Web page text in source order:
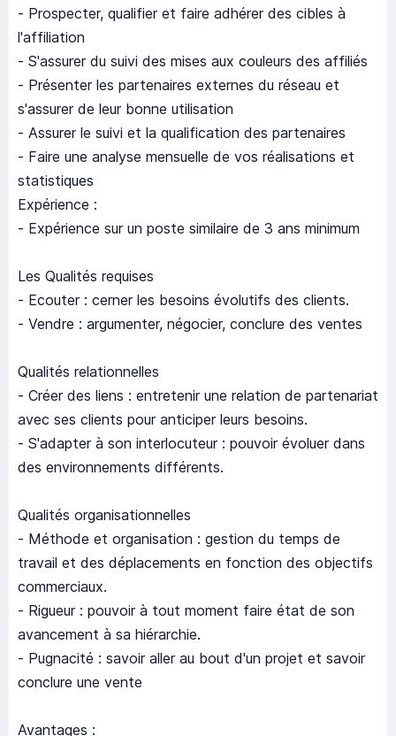
- Prospecter, qualifier et faire adhérer des cibles à
l'affiliation
- S'assurer du suivi des mises aux couleurs des affiliés
- Présenter les partenaires externes du réseau et
s'assurer de leur bonne utilisation
- Assurer le suivi et la qualification des partenaires
- Faire une analyse mensuelle de vos réalisations et
statistiques
Expérience :
- Expérience sur un poste similaire de 3 ans minimum
Les Qualités requises
- Ecouter : cerner les besoins évolutifs des clients.
- Vendre : argumenter, négocier, conclure des ventes
Qualités relationnelles
- Créer des liens : entretenir une relation de partenariat
avec ses clients pour anticiper leurs besoins.
- S'adapter à son interlocuteur : pouvoir évoluer dans
des environnements différents.
Qualités organisationnelles
- Méthode et organisation : gestion du temps de
travail et des déplacements en fonction des objectifs
commerciaux.
- Rigueur : pouvoir à tout moment faire état de son
avancement à sa hiérarchie.
- Pugnacité : savoir aller au bout d'un projet et savoir
conclure une vente
Avantages :